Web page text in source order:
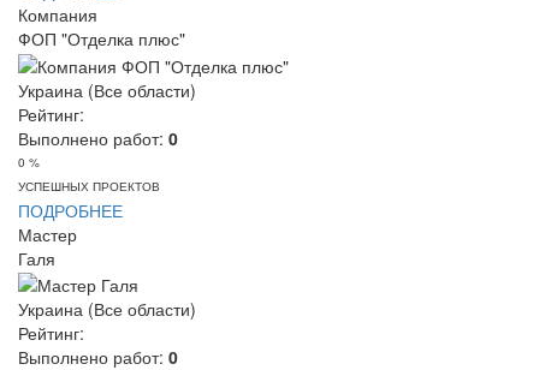
Компания
ФОП "Отделка плюс"
Украина (Все области)
Рейтинг:
Выполнено работ: 0
0 %
УСПЕШНЫХ ПРОЕКТОВ
ПОДРОБНЕЕ
Мастер
Галя
Украина (Все области)
Рейтинг:
Выполнено работ: 0